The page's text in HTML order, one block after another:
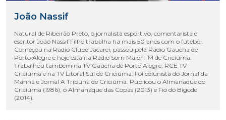
João Nassif
Natural de Ribeirão Preto, o jornalista esportivo, comentarista e
escritor João Nassif Filho trabalha há mais 50 anos com o futebol.
Começou na Rádio Clube Jacareí, passou pela Rádio Gaúcha de
Porto Alegre e hoje está na Rádio Som Maior FM de Criciúma.
Trabalhou também na TV Gaúcha de Porto Alegre, RCE TV
Criciúma e na TV Litoral Sul de Criciúma. Foi colunista do Jornal da
Manhã e Jornal A Tribuna de Criciúma. Publicou o Almanaque do
Criciúma (1986), o Almanaque das Copas (2013) e Fio do Bigode
(2014).